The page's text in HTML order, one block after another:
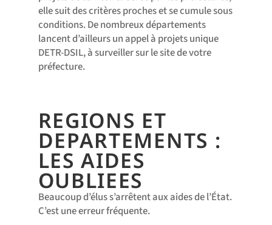
elle suit des critères proches et se cumule sous
conditions. De nombreux départements
lancent d’ailleurs un appel à projets unique
DETR-DSIL, à surveiller sur le site de votre
préfecture.
REGIONS ET
DEPARTEMENTS :
LES AIDES
OUBLIEES
Beaucoup d’élus s’arrêtent aux aides de l’État.
C’est une erreur fréquente.